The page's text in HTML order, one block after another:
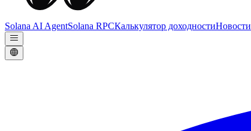
Solana AI AgentSolana RPCКалькулятор доходностиНовости